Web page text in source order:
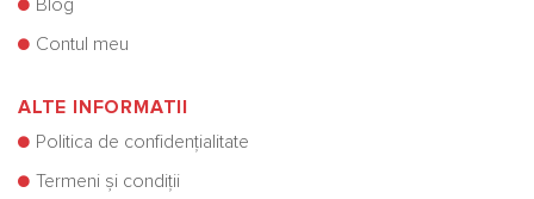
Blog
Contul meu
ALTE INFORMATII
Politica de confidențialitate
Termeni și condiții